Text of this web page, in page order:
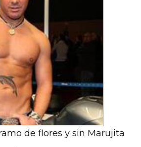
de flores y sin Marujita